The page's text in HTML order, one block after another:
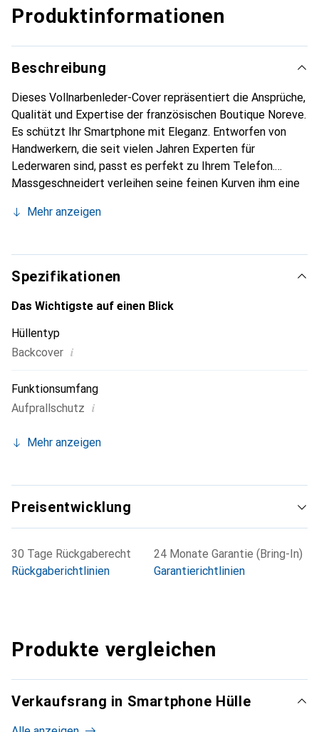
Produktinformationen
Beschreibung
Dieses Vollnarbenleder-Cover repräsentiert die Ansprüche,
Qualität und Expertise der französischen Boutique Noreve.
Es schützt Ihr Smartphone mit Eleganz. Entworfen von
Handwerkern, die seit vielen Jahren Experten für
Lederwaren sind, passt es perfekt zu Ihrem Telefon.
Massgeschneidert verleihen seine feinen Kurven ihm eine
unverzichtbaren Accessoire Ihres Smartphones.
die Marke Noreve eine sichere Wahl für eine
anspruchsvolle Kundschaft.
Mehr anzeigen
Spezifikationen
Das Wichtigste auf einen Blick
Hüllentyp
Backcover i
Funktionsumfang
Aufprallschutz i
Mehr anzeigen
Preisentwicklung
30 Tage Rückgaberecht
Rückgaberichtlinien
24 Monate Garantie (Bring-In)
Garantierichtlinien
Produkte vergleichen
Verkaufsrang in Smartphone Hülle